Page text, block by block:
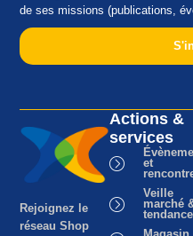
de ses missions (publications,
Rejoignez le
réseau Shop
Actions &
services
et
Veille
marché